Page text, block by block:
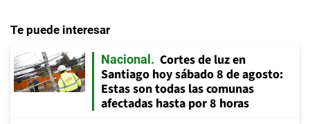
Te puede interesar
Nacional
Cortes de luz en
Santiago hoy sábado 8 de agosto:
Estas son todas las comunas
afectadas hasta por 8 horas